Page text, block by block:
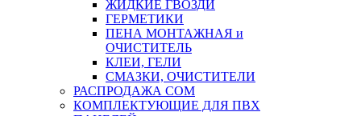
ЖИДКИЕ ГВОЗДИ
ГЕРМЕТИКИ
ПЕНА МОНТАЖНАЯ и
ОЧИСТИТЕЛЬ
КЛЕИ, ГЕЛИ
СМАЗКИ, ОЧИСТИТЕЛИ
РАСПРОДАЖА СОМ
КОМПЛЕКТУЮЩИЕ ДЛЯ ПВХ